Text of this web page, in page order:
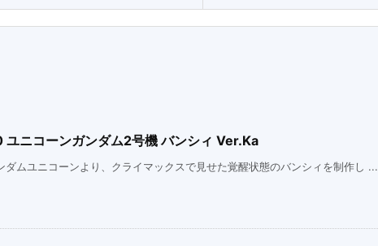
ユニコーンガンダム2号機 バンシィ Ver.Ka
ダムユニコーンより、クライマックスで見せた覚醒状態のバンシィを制作し ...